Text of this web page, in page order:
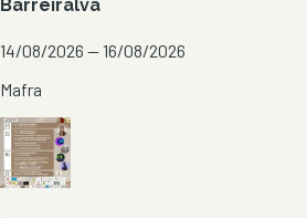
Barreiralva
14/08/2026 — 16/08/2026
Mafra